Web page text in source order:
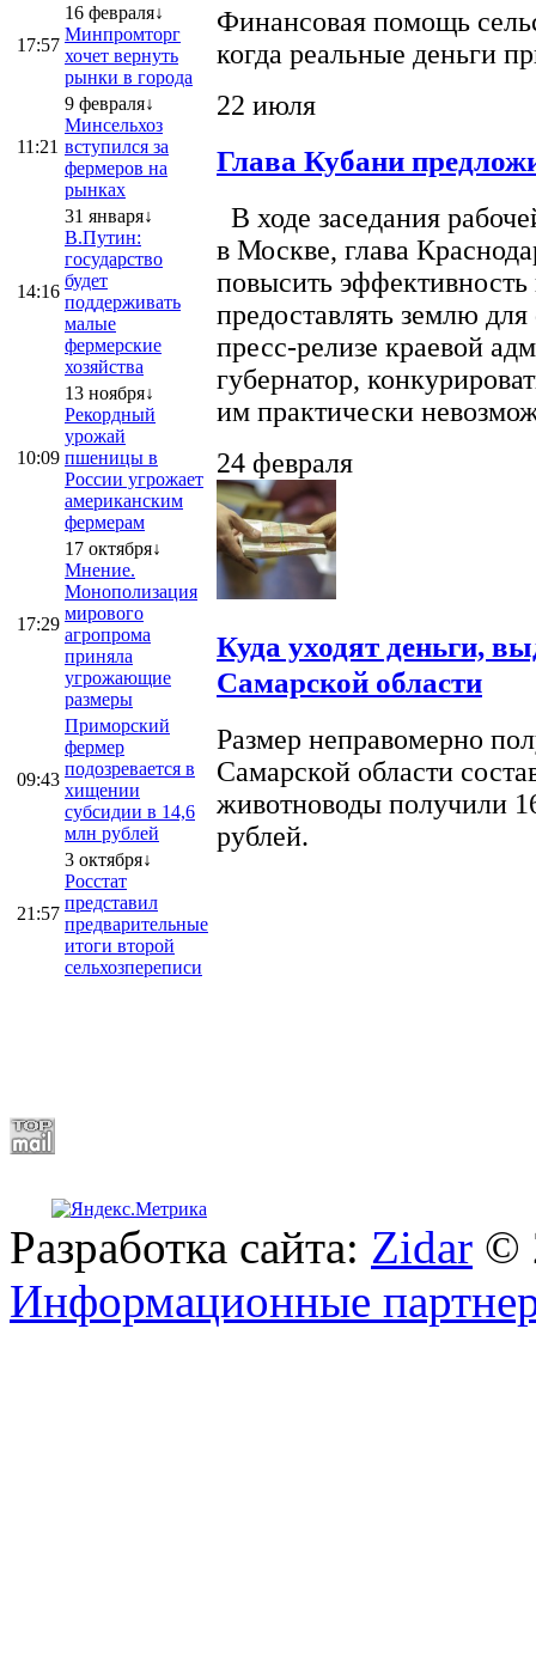
17:57
16 февраля↓
Минпромторг
хочет вернуть
рынки в города
11:21
9 февраля↓
Минсельхоз
вступился за
фермеров на
рынках
14:16
31 января↓
В.Путин:
государство
будет
поддерживать
малые
фермерские
хозяйства
10:09
13 ноября↓
Рекордный
урожай
пшеницы в
России угрожает
американским
фермерам
17:29
17 октября↓
Мнение.
Монополизация
мирового
агропрома
приняла
угрожающие
размеры
09:43
Приморский
фермер
подозревается в
хищении
субсидии в 14,6
млн рублей
21:57
3 октября↓
Росстат
представил
предварительные
итоги второй
сельхозпереписи
Финансовая помощь
когда реальные деньги
22 июля
Глава Кубани
В ходе заседания
в Москве, глава
повысить эффективность
предоставлять землю
пресс-релизе краевой
губернатор,
им практически
24 февраля
Куда уходят деньги,
Самарской области
Размер неправомерно
Самарской области
животноводы получили
рублей.
Разработка сайта: Zidar ©
Информационные